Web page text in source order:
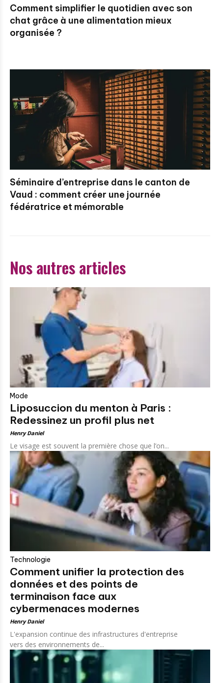
Comment simplifier le quotidien avec son
chat grâce à une alimentation mieux
organisée ?
Séminaire d’entreprise dans le canton de
Vaud : comment créer une journée
fédératrice et mémorable
Nos autres articles
Mode
Liposuccion du menton à Paris :
Redessinez un profil plus net
Henry Daniel
Le visage est souvent la première chose que l’on...
Technologie
Comment unifier la protection des
données et des points de
terminaison face aux
cybermenaces modernes
Henry Daniel
L'expansion continue des infrastructures d'entreprise
vers des environnements de...